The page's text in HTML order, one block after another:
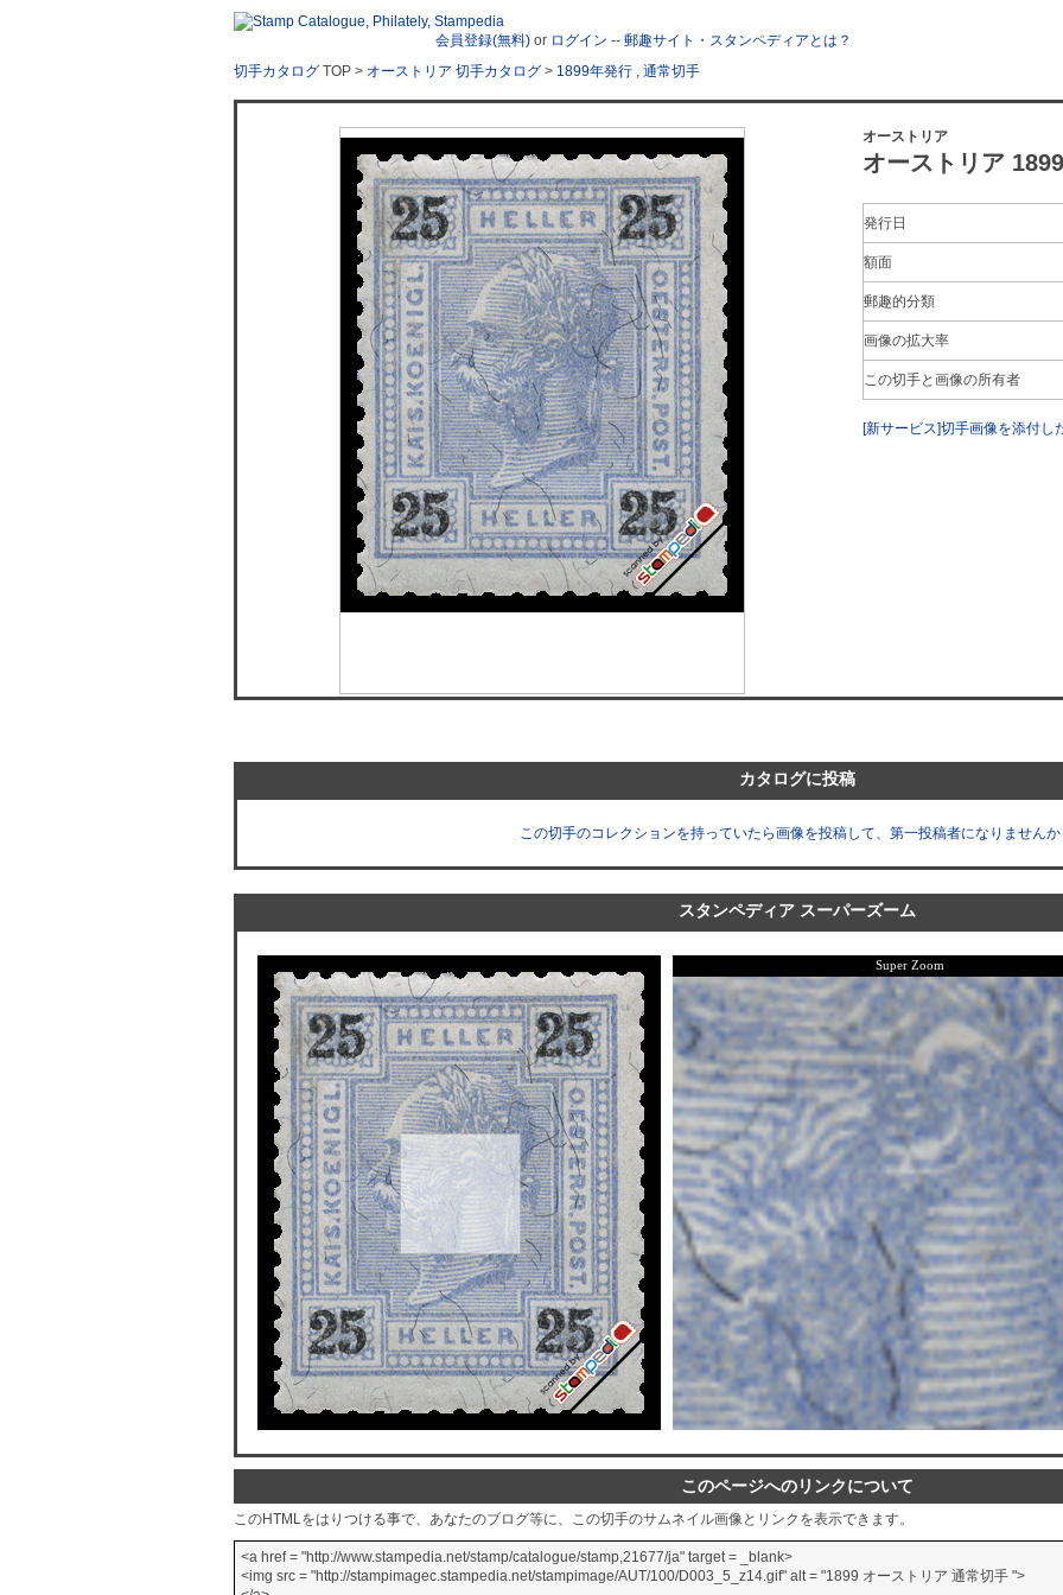
会員登録(無料) or ログイン -- 郵趣サイト・スタンペディアとは？
切手カタログ TOP > オーストリア 切手カタログ > 1899年発行 , 通常切手
オーストリア
オーストリア
発行日
額面
郵趣的分類
画像の拡大率
この切手と画像の所有者
[新サービス]切手画像を添付し
カタログに投稿
この切手のコレクションを持っていたら画像を投稿して、第一投稿者になりません
スタンペディア スーパーズーム
このページへのリンクについて
このHTMLをはりつける事で、あなたのブログ等に、この切手のサムネイル画像とリンクを表示できます。